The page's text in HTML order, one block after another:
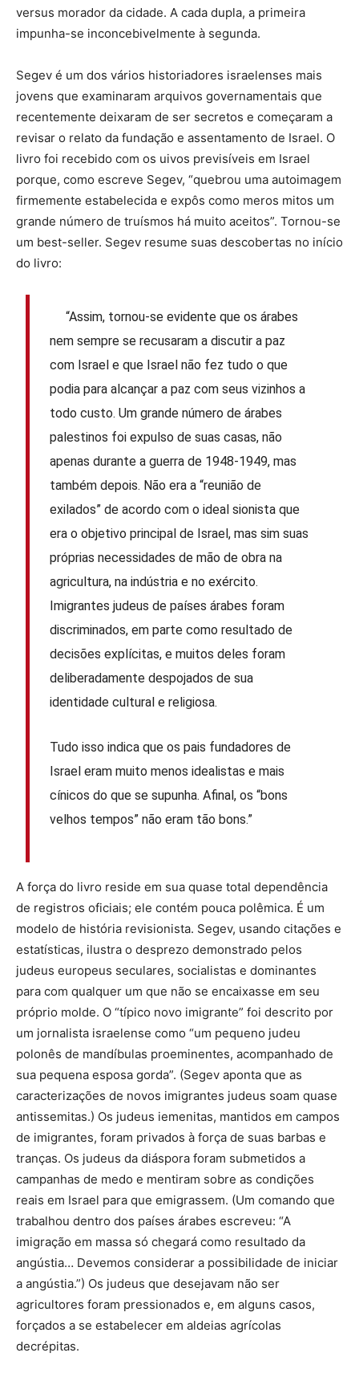
versus morador da cidade. A cada dupla, a primeira
impunha-se inconcebivelmente à segunda.
Segev é um dos vários historiadores israelenses mais
jovens que examinaram arquivos governamentais que
recentemente deixaram de ser secretos e começaram a
revisar o relato da fundação e assentamento de Israel. O
livro foi recebido com os uivos previsíveis em Israel
porque, como escreve Segev, “quebrou uma autoimagem
firmemente estabelecida e expôs como meros mitos um
grande número de truísmos há muito aceitos”. Tornou-se
um best-seller. Segev resume suas descobertas no início
do livro:
“Assim, tornou-se evidente que os árabes
nem sempre se recusaram a discutir a paz
com Israel e que Israel não fez tudo o que
podia para alcançar a paz com seus vizinhos a
todo custo. Um grande número de árabes
palestinos foi expulso de suas casas, não
apenas durante a guerra de 1948-1949, mas
também depois. Não era a “reunião de
exilados” de acordo com o ideal sionista que
era o objetivo principal de Israel, mas sim suas
próprias necessidades de mão de obra na
agricultura, na indústria e no exército.
Imigrantes judeus de países árabes foram
discriminados, em parte como resultado de
decisões explícitas, e muitos deles foram
deliberadamente despojados de sua
identidade cultural e religiosa.
Tudo isso indica que os pais fundadores de
Israel eram muito menos idealistas e mais
cínicos do que se supunha. Afinal, os “bons
velhos tempos” não eram tão bons.”
A força do livro reside em sua quase total dependência
de registros oficiais; ele contém pouca polêmica. É um
modelo de história revisionista. Segev, usando citações e
estatísticas, ilustra o desprezo demonstrado pelos
judeus europeus seculares, socialistas e dominantes
para com qualquer um que não se encaixasse em seu
próprio molde. O “típico novo imigrante” foi descrito por
um jornalista israelense como “um pequeno judeu
polonês de mandíbulas proeminentes, acompanhado de
sua pequena esposa gorda”. (Segev aponta que as
caracterizações de novos imigrantes judeus soam quase
antissemitas.) Os judeus iemenitas, mantidos em campos
de imigrantes, foram privados à força de suas barbas e
tranças. Os judeus da diáspora foram submetidos a
campanhas de medo e mentiram sobre as condições
reais em Israel para que emigrassem. (Um comando que
trabalhou dentro dos países árabes escreveu: “A
imigração em massa só chegará como resultado da
angústia… Devemos considerar a possibilidade de iniciar
a angústia.”) Os judeus que desejavam não ser
agricultores foram pressionados e, em alguns casos,
forçados a se estabelecer em aldeias agrícolas
decrépitas.